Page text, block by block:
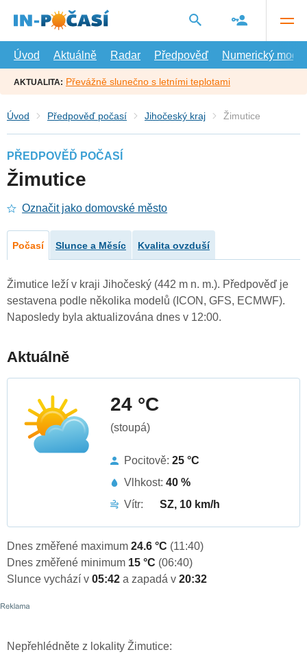
hlavní
Úvod
Aktuálně Radar Předpověď Numerický model
AKTUALITA: Převážně slunečno s letními teplotami
Úvod Předpověď počasí Jihočeský kraj Žimutice
PŘEDPOVĚĎ POČASÍ
Žimutice
Označit jako domovské město
Počasí Slunce a Měsíc Kvalita ovzduší
Žimutice leží v kraji Jihočeský (442 m n. m.). Předpověď je
sestavena podle několika modelů (ICON, GFS, ECMWF).
Naposledy byla aktualizována dnes v 12:00.
Aktuálně
24 °C
(stoupá)
Pocitově: 25 °C
Vlhkost: 40 %
Vítr:
SZ, 10 km/h
Dnes změřené maximum 24.6 °C (11:40)
Dnes změřené minimum 15 °C (06:40)
Slunce vychází v 05:42 a zapadá v 20:32
Nepřehlédněte z lokality Žimutice: